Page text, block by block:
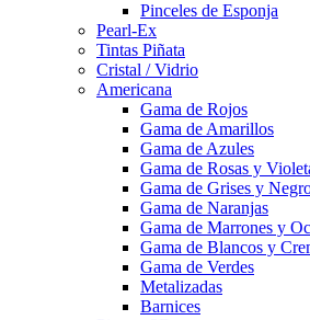
Pinceles de Esponja
Pearl-Ex
Tintas Piñata
Cristal / Vidrio
Americana
Gama de Rojos
Gama de Amarillos
Gama de Azules
Gama de Rosas y
Gama de Grises y
Gama de Naranjas
Gama de Marrones y
Gama de Blancos y
Gama de Verdes
Metalizadas
Barnices